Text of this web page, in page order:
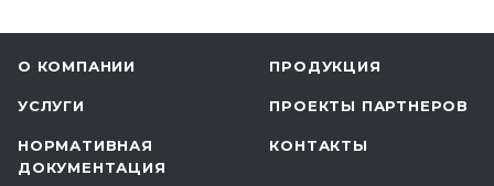
О КОМПАНИИ ПРОДУКЦИЯ
УСЛУГИ ПРОЕКТЫ ПАРТНЕРОВ
НОРМАТИВНАЯ
ДОКУМЕНТАЦИЯ
КОНТАКТЫ